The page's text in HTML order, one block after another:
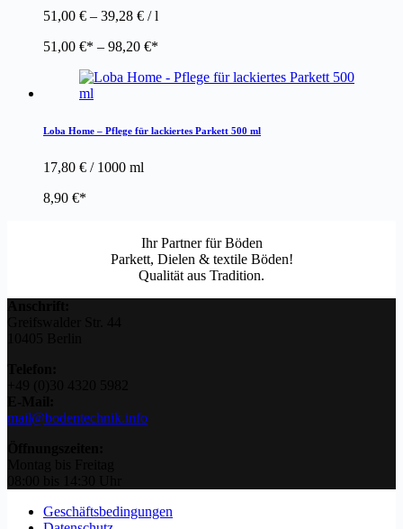
51,00 € – 39,28 € /l
51,00 € – 98,20 €
Loba Home – Pflege für lackiertes Parkett 500 ml
17,80 € / 1000 ml
8,90 €
Ihr Partner für Böden
Parkett, Dielen & textile Böden!
Qualität aus Tradition.
mail@bodentechnik.info
Geschäftsbedingungen